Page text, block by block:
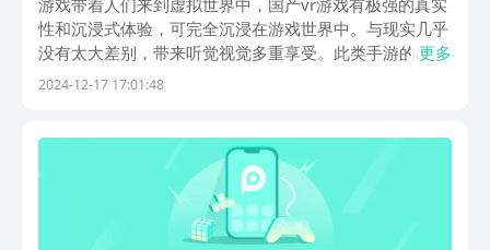
游戏带着人们来到虚拟世界中，国产vr游戏有极强的真实
性和沉浸式体验，可完全沉浸在游戏世界中。与现实几乎
没有太大差别，带来听觉视觉多重享受。此类手游的出现
提供无限创新空间，超级独特的技术引擎所开发，受到无
更多
2024-12-17 17:01:48